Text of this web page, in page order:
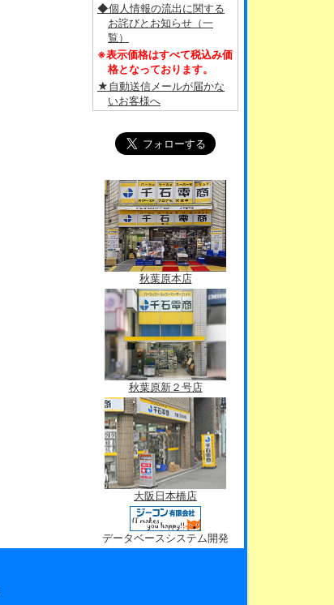
◆個人情報の流出に関する
お詫びとお知らせ（一
覧）
※表示価格はすべて税込み価
格となっております。
★自動送信メールが届かな
いお客様へ
秋葉原本店
秋葉原新２号店
大阪日本橋店
データベースシステム開発